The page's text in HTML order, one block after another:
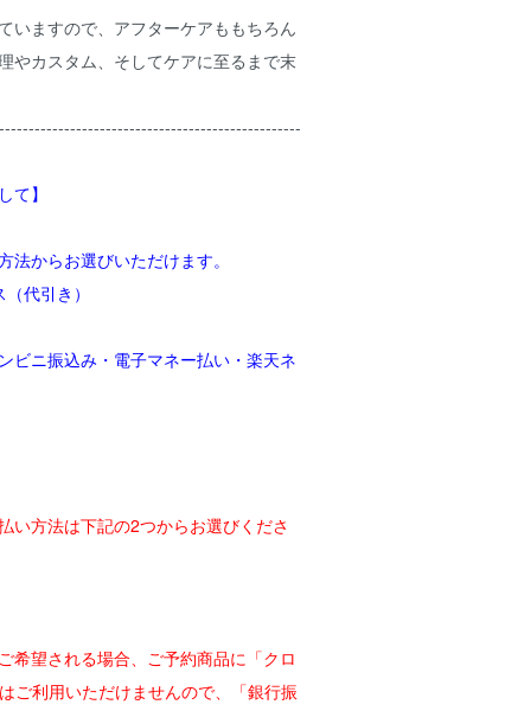
いますので、アフターケアももちろん
やカスタム、そしてケアに至るまで末
て】
法からお選びいただけます。
代引き）
ビニ振込み・電子マネー払い・楽天ネ
い方法は下記の2つからお選びくださ
希望される場合、ご予約商品に「クロ
ご利用いただけませんので、「銀行振